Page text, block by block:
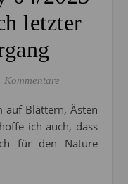
letzter
Kommentare
ich auch, dass
für den Nature